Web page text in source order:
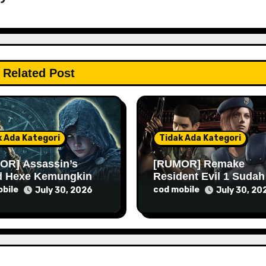
Related Post
Ada Kategori
Assassin’s
Hexe Kemungkinan
Lama Lagi
July 30, 2026
Tidak Ada Kategori
[RUMOR] Remake
Resident Evil 1 Sudah
Masuk Tahap Pre-
Lalu
cod mobile July 30,